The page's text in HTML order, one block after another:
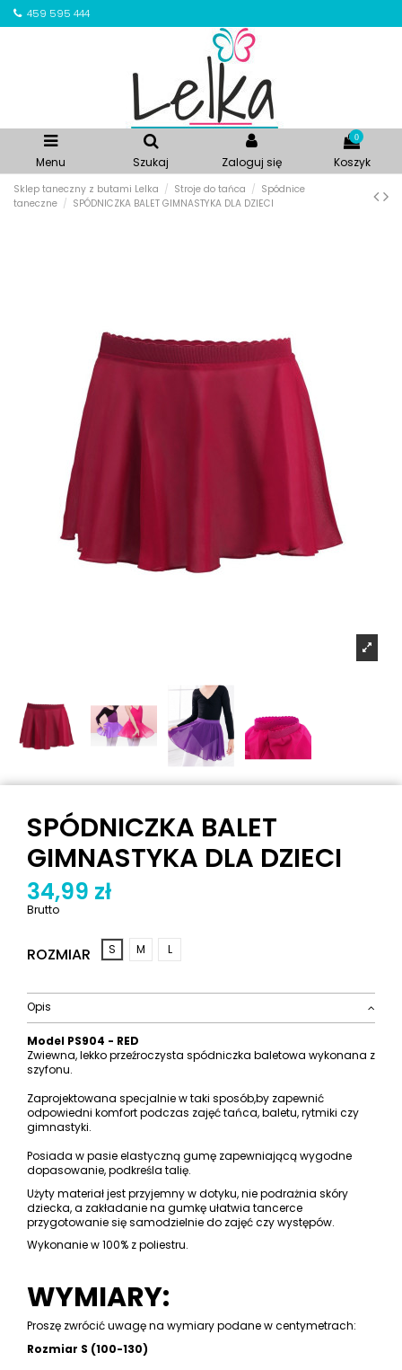
459 595 444
Menu Szukaj Zaloguj się
0
Koszyk
Sklep taneczny z butami Lelka Stroje do tańca
Spódnice
taneczne
SPÓDNICZKA BALET GIMNASTYKA DLA DZIECI
SPÓDNICZKA BALET
GIMNASTYKA DLA DZIECI
34,99 zł
Brutto
ROZMIAR S M L
Opis
Model PS904 - RED
Zwiewna, lekko przeźroczysta spódniczka baletowa wykonana z
szyfonu.
Zaprojektowana specjalnie w taki sposób,by zapewnić
odpowiedni komfort podczas zajęć tańca, baletu, rytmiki czy
gimnastyki.
Posiada w pasie elastyczną gumę zapewniającą wygodne
dopasowanie, podkreśla talię.
Użyty materiał jest przyjemny w dotyku, nie podrażnia skóry
dziecka, a zakładanie na gumkę ułatwia tancerce
przygotowanie się samodzielnie do zajęć czy występów.
Wykonanie w 100% z poliestru.
WYMIARY:
Proszę zwrócić uwagę na wymiary podane w centymetrach:
Rozmiar S (100-130)